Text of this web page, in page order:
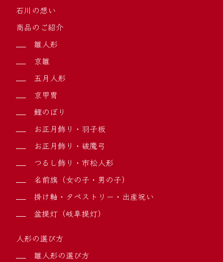
石川の想い
商品のご紹介
雛人形
京雛
五月人形
京甲冑
鯉のぼり
お正月飾り・羽子板
お正月飾り・破魔弓
つるし飾り・市松人形
名前旗（女の子・男の子）
掛け軸・タペストリー・出産祝い
盆提灯（岐阜提灯）
人形の選び方
雛人形の選び方